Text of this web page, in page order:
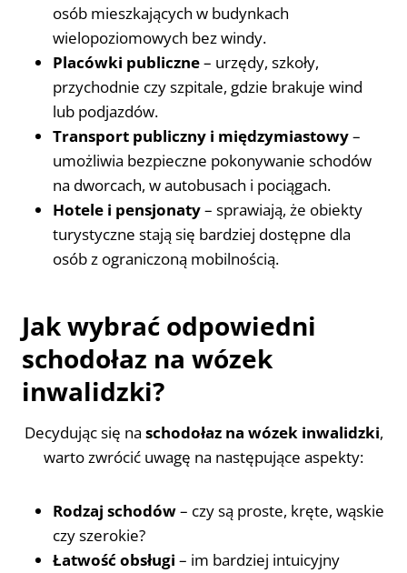
osób mieszkających w budynkach
wielopoziomowych bez windy.
Placówki publiczne– urzędy, szkoły,
przychodnie czy szpitale, gdzie brakuje wind
lub podjazdów.
Transport publiczny i międzymiastowy–
umożliwia bezpieczne pokonywanie schodów
na dworcach, w autobusach i pociągach.
Hotele i pensjonaty– sprawiają, że obiekty
turystyczne stają się bardziej dostępne dla
osób z ograniczoną mobilnością.
Jak wybrać odpowiedni
schodołaz na wózek
inwalidzki?
Decydując się na schodołaz na wózek inwalidzki,
warto zwrócić uwagę na następujące aspekty:
Rodzaj schodów– czy są proste, kręte, wąskie
czy szerokie?
Łatwość obsługi – im bardziej intuicyjny